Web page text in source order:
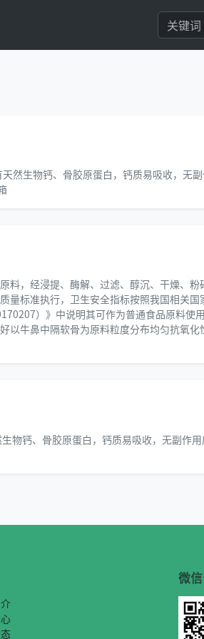
生物钙、骨胶原蛋白，钙质易吸收，无副
料，经浸提、酶解、过滤、醇沉、干燥、
量标准执行，卫生安全指标按照我国相关
）》中说明其可作为普通食品原料使
以牛鼻中隔软骨为原料粒度分布均匀抗氧
物钙、骨胶原蛋白，钙质易吸收，无副作
微